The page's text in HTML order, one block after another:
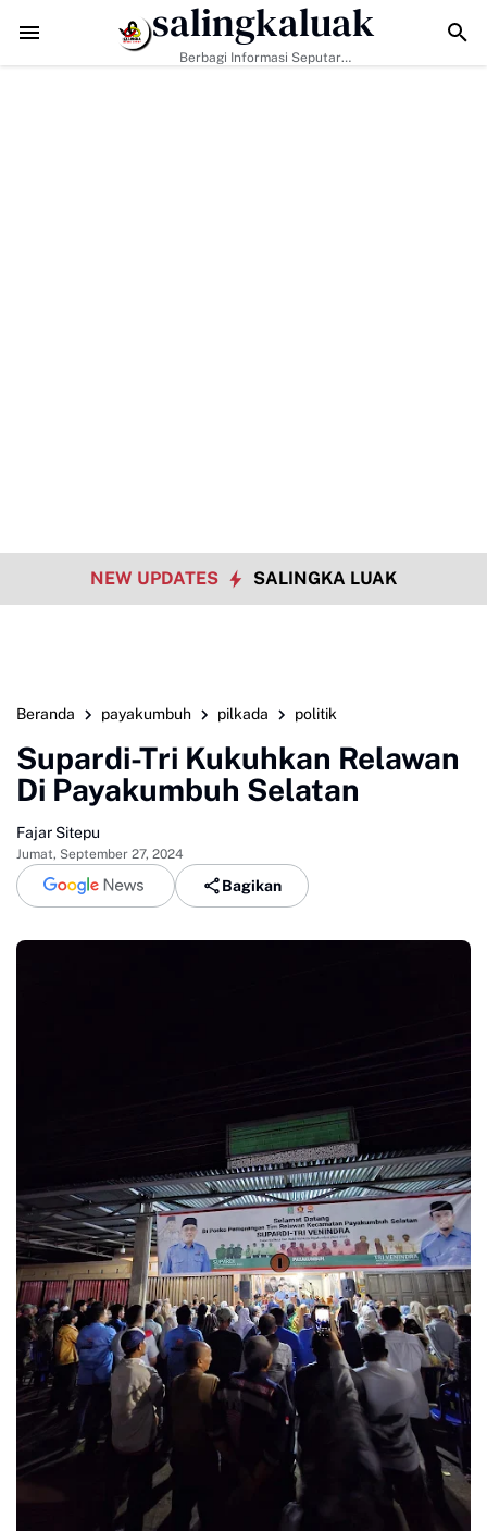
Sosial Jadi Kunci, Hj. Aida Dorong Nagari Aktif Pastikan Warga
salingkaluak
Berbagi Informasi Seputar
NEW UPDATES SALINGKA LUAK
Beranda payakumbuh pilkada politik
Supardi-Tri Kukuhkan Relawan
Di Payakumbuh Selatan
Fajar Sitepu
Jumat, September 27, 2024
Bagikan